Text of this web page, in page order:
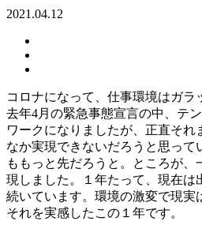
2021.04.12
コロナになって、仕事環境はガラ
去年4月の緊急事態宣言の中、テ
ワークになりましたが、正直そ
なか実現できないだろうと思って
ももっと先だろうと。ところが、
現しました。１年たって、現在は
続いています。環境の激変で現実
それを実感したこの１年です。